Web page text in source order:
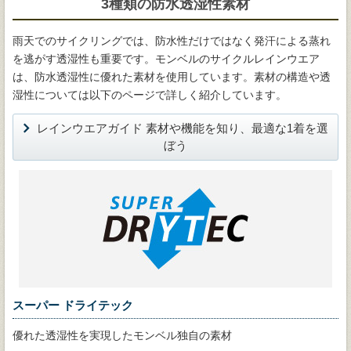
3種類の防水透湿性素材
雨天でのサイクリングでは、防水性だけではなく発汗による蒸れ
を逃がす透湿性も重要です。モンベルのサイクルレインウエア
は、防水透湿性に優れた素材を使用しています。素材の構造や透
湿性については以下のページで詳しく紹介しています。
レインウエアガイド 素材や機能を知り、最適な1着を選
ぼう
スーパー ドライテック
優れた透湿性を実現したモンベル独自の素材